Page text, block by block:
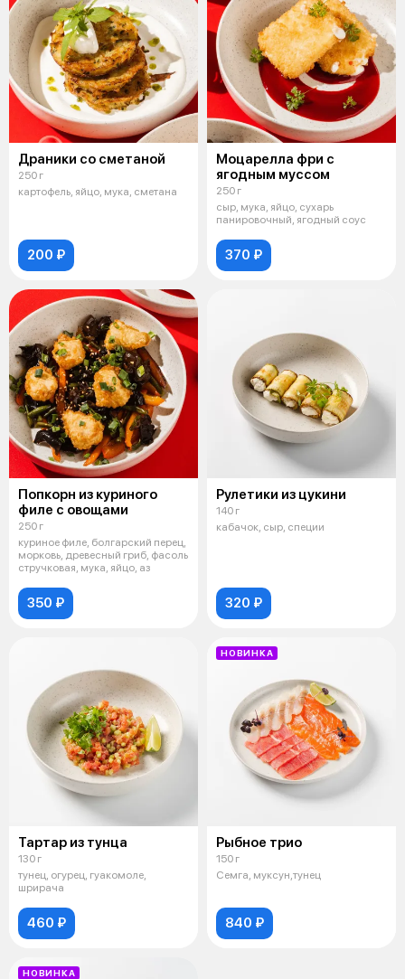
Драники со сметаной
250 г
картофель, яйцо, мука, сметана
200 ₽
Моцарелла фри с
ягодным муссом
250 г
сыр, мука, яйцо, сухарь
панировочный, ягодный соус
370 ₽
Попкорн из куриного
филе с овощами
250 г
куриное филе, болгарский перец,
морковь, древесный гриб, фасоль
стручковая, мука, яйцо, аз
350 ₽
Рулетики из цукини
140 г
кабачок, сыр, специи
320 ₽
Тартар из тунца
130 г
тунец, огурец, гуакомоле,
шрирача
460 ₽
НОВИНКА
Рыбное трио
150 г
Семга, муксун,тунец
840 ₽
НОВИНКА